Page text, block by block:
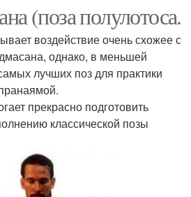
(поза полулотоса.
воздействие очень схожее с
однако, в меньшей
лучших поз для практики
прекрасно подготовить
классической позы